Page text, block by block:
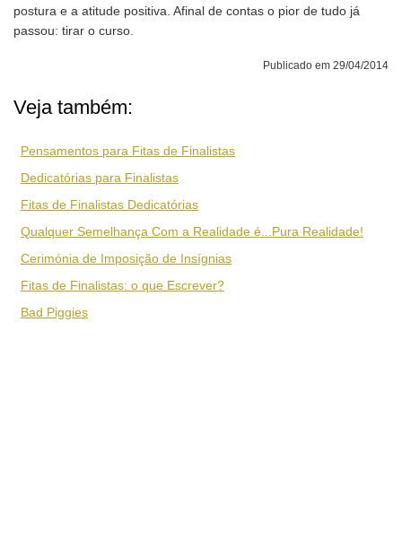
postura e a atitude positiva. Afinal de contas o pior de tudo já
passou: tirar o curso.
Publicado em 29/04/2014
Veja também:
Pensamentos para Fitas de Finalistas
Dedicatórias para Finalistas
Fitas de Finalistas Dedicatórias
Qualquer Semelhança Com a Realidade é...Pura Realidade!
Cerimónia de Imposição de Insígnias
Fitas de Finalistas: o que Escrever?
Bad Piggies